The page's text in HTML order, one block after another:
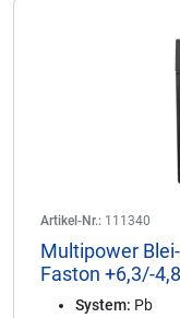
Artikel-Nr.: 111340
Multipower
Faston +6,3/-
System: Pb